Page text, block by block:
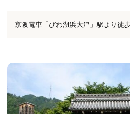
京阪電車「びわ湖浜大津」駅より徒